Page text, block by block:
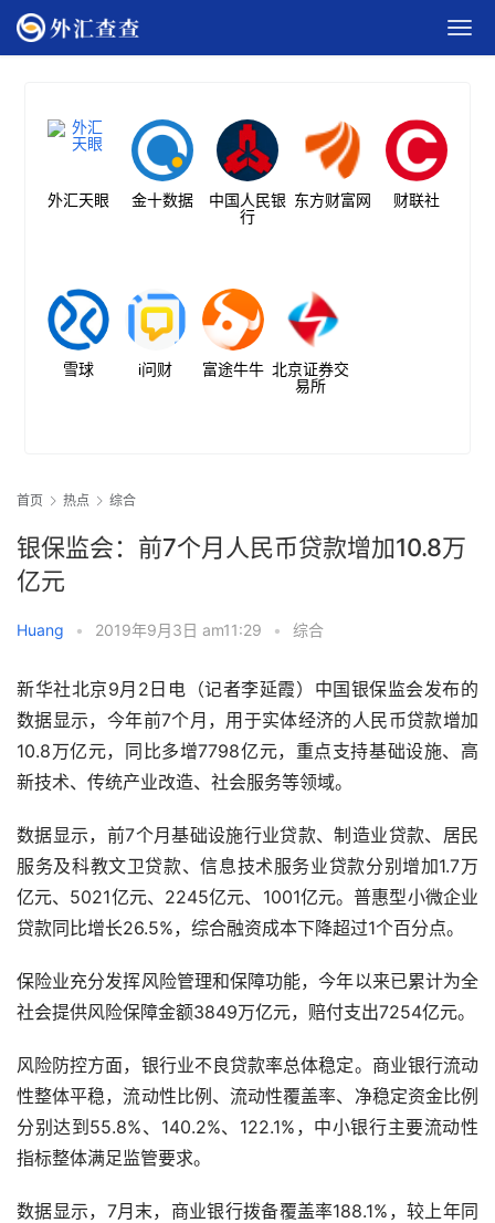
外汇天眼 金十数据
中国人民银
行
东方财富网 财联社
雪球 i问财 富途牛牛 北京证券交
易所
首页 热点 综合
银保监会：前7个月人民币贷款增加10.8万
亿元
Huang • 2019年9月3日 am11:29 • 综合
新华社北京9月2日电（记者李延霞）中国银保监会发布的
数据显示，今年前7个月，用于实体经济的人民币贷款增加
10.8万亿元，同比多增7798亿元，重点支持基础设施、高
新技术、传统产业改造、社会服务等领域。
数据显示，前7个月基础设施行业贷款、制造业贷款、居民
服务及科教文卫贷款、信息技术服务业贷款分别增加1.7万
亿元、5021亿元、2245亿元、1001亿元。普惠型小微企业
贷款同比增长26.5%，综合融资成本下降超过1个百分点。
保险业充分发挥风险管理和保障功能，今年以来已累计为全
社会提供风险保障金额3849万亿元，赔付支出7254亿元。
风险防控方面，银行业不良贷款率总体稳定。商业银行流动
性整体平稳，流动性比例、流动性覆盖率、净稳定资金比例
分别达到55.8%、140.2%、122.1%，中小银行主要流动性
指标整体满足监管要求。
数据显示，7月末，商业银行拨备覆盖率188.1%，较上年同